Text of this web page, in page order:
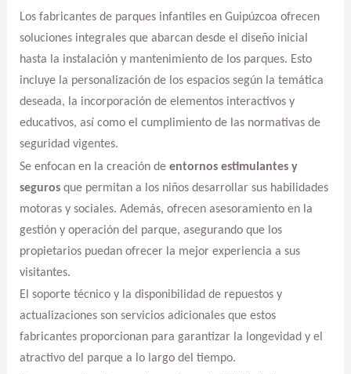
Los fabricantes de parques infantiles en Guipúzcoa ofrecen
soluciones integrales que abarcan desde el diseño inicial
hasta la instalación y mantenimiento de los parques. Esto
incluye la personalización de los espacios según la temática
deseada, la incorporación de elementos interactivos y
educativos, así como el cumplimiento de las normativas de
seguridad vigentes.
Se enfocan en la creación de entornos estimulantes y
segurosque permitan a los niños desarrollar sus habilidades
motoras y sociales. Además, ofrecen asesoramiento en la
gestión y operación del parque, asegurando que los
propietarios puedan ofrecer la mejor experiencia a sus
visitantes.
El soporte técnico y la disponibilidad de repuestos y
actualizaciones son servicios adicionales que estos
fabricantes proporcionan para garantizar la longevidad y el
atractivo del parque a lo largo del tiempo.